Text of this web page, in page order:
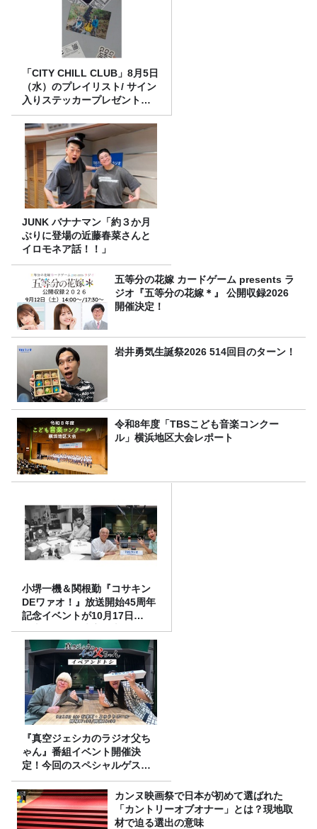
「CITY CHILL CLUB」8月5日
（水）のプレイリスト/ サイン
入りステッカープレゼント有
り
JUNK バナナマン「約３か月
ぶりに登場の近藤春菜さんと
イロモネア話！！」
五等分の花嫁 カードゲーム presents ラ
ジオ『五等分の花嫁＊』 公開収録2026
開催決定！
岩井勇気生誕祭2026 514回目のターン！
令和8年度「TBSこども音楽コンクー
ル」横浜地区大会レポート
小堺一機＆関根勤『コサキン
DEワァオ！』放送開始45周年
記念イベントが10月17日
（土）に開催決定！本日より
FC先行受付スタート！
『真空ジェシカのラジオ父ち
ゃん』番組イベント開催決
定！今回のスペシャルゲスト
は、タカアンドトシ！
カンヌ映画祭で日本が初めて選ばれた
「カントリーオブオナー」とは？現地取
材で迫る選出の意味